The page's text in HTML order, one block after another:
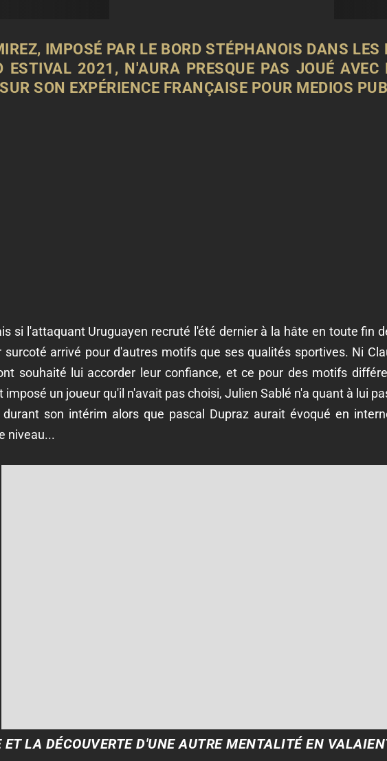
IMPOSÉ PAR LE BORD STÉPHANOIS DANS LES
ESTIVAL 2021, N'AURA PRESQUE PAS JOUÉ AVEC
SON EXPÉRIENCE FRANÇAISE POUR MEDIOS
si l'attaquant Uruguayen recruté l'été dernier à la hâte en toute fin
surcoté arrivé pour d'autres motifs que ses qualités sportives. Ni
souhaité lui accorder leur confiance, et ce pour des motifs
imposé un joueur qu'il n'avait pas choisi, Julien Sablé n'a quant à lui
durant son intérim alors que pascal Dupraz aurait évoqué en
niveau...
ET LA DÉCOUVERTE D'UNE AUTRE MENTALITÉ EN